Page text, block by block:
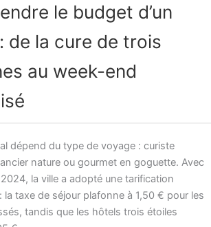
le budget d’un
de la cure de trois
au week-end
dépend du type de voyage : curiste
nature ou gourmet en goguette. Avec
2024, la ville a adopté une tarification
la taxe de séjour plafonne à 1,50 € pour les
tandis que les hôtels trois étoiles